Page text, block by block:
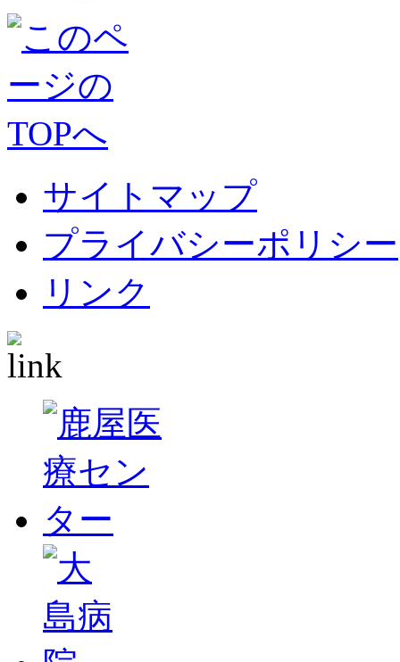
サイトマップ
プライバシーポリシー
リンク